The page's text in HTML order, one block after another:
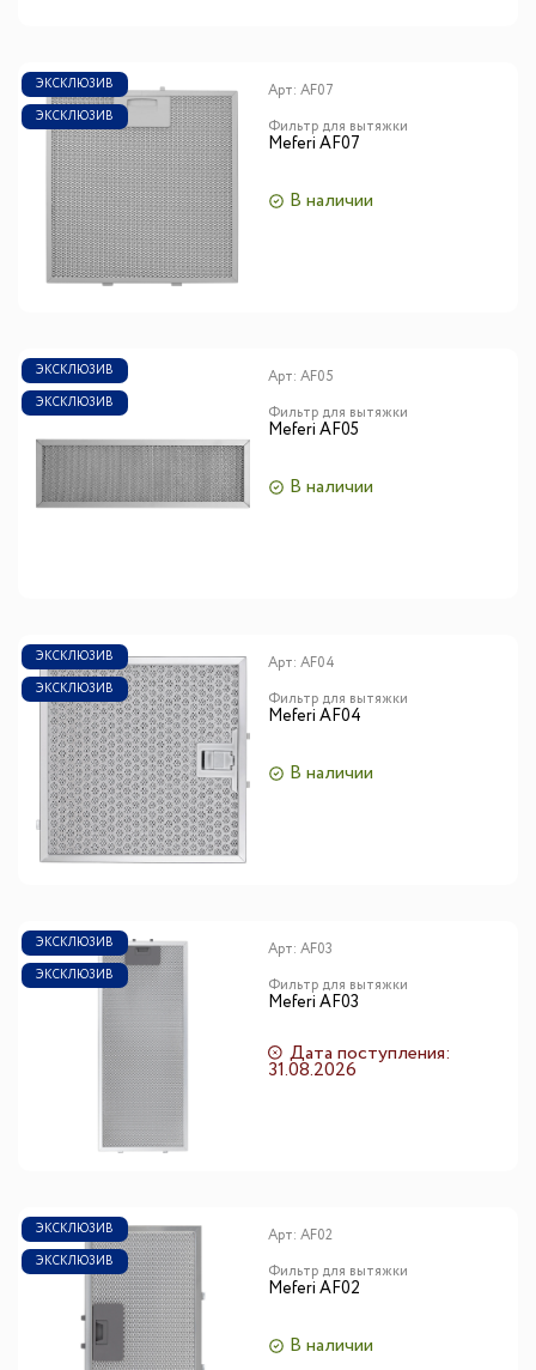
ЭКСКЛЮЗИВ
ЭКСКЛЮЗИВ
Арт: AF07
Фильтр для вытяжки
Meferi AF07
В наличии
ЭКСКЛЮЗИВ
ЭКСКЛЮЗИВ
Арт: AF05
Фильтр для вытяжки
Meferi AF05
В наличии
ЭКСКЛЮЗИВ
ЭКСКЛЮЗИВ
Арт: AF04
Фильтр для вытяжки
Meferi AF04
В наличии
ЭКСКЛЮЗИВ
ЭКСКЛЮЗИВ
Арт: AF03
Фильтр для вытяжки
Meferi AF03
Дата поступления:
31.08.2026
ЭКСКЛЮЗИВ
ЭКСКЛЮЗИВ
Арт: AF02
Фильтр для вытяжки
Meferi AF02
В наличии